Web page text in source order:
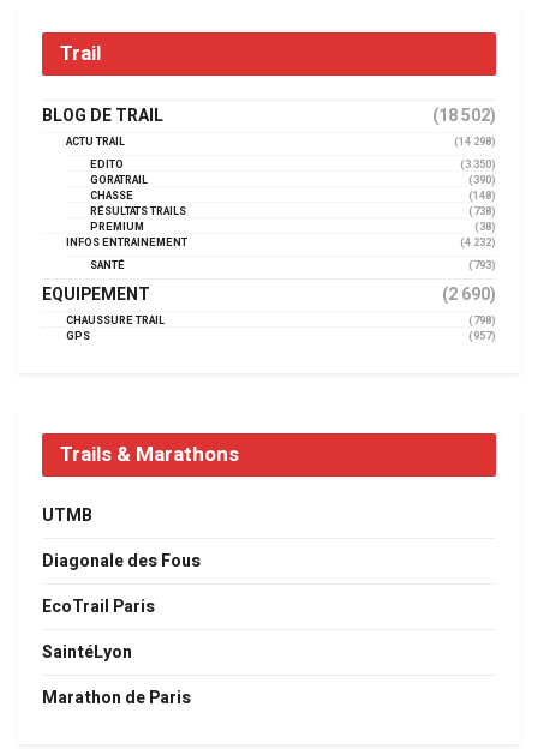
Trail
BLOG DE TRAIL (18 502)
ACTU TRAIL
(14 298)
EDITO
(3 350)
GORATRAIL
(390)
CHASSE
(148)
RÉSULTATS TRAILS
(738)
PREMIUM
(38)
INFOS ENTRAINEMENT
(4 232)
SANTÉ
(793)
EQUIPEMENT (2 690)
CHAUSSURE TRAIL
(798)
GPS
(957)
Trails & Marathons
UTMB
Diagonale des Fous
EcoTrail Paris
SaintéLyon
Marathon de Paris